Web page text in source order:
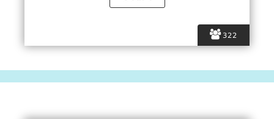
322